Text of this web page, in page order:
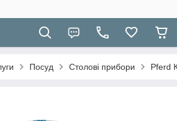
Посуд Столові прибори Pferd